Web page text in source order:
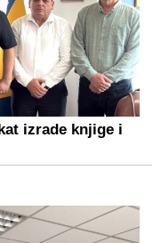
izrade knjige i